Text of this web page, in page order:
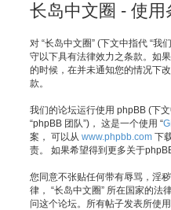
长岛中文圈 - 使用
对 “长岛中文圈” (下文中指代 “我
守以下具有法律效力之条款。如
的时候，在并未通知您的情况下
款。
我们的论坛运行使用 phpBB (下文
“phpBB 团队”)， 这是一个使用 “
案， 可以从 www.phpbb.com 下
责。 如果希望得到更多关于
您同意不张贴任何带有辱骂，淫
律， “长岛中文圈” 所在国家的
问这个论坛。所有帖子发表所使